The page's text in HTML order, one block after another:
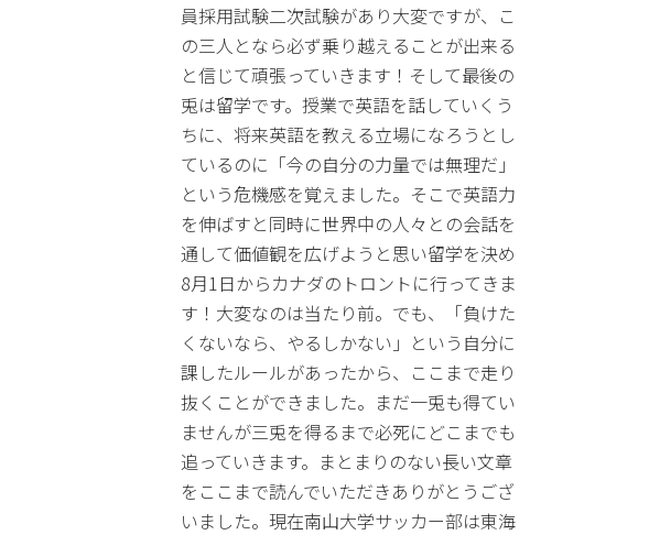
員採用試験二次試験があり大変ですが、こ
の三人となら必ず乗り越えることが出来る
と信じて頑張っていきます！そして最後の
兎は留学です。授業で英語を話していくう
ちに、将来英語を教える立場になろうとし
ているのに「今の自分の力量では無理だ」
という危機感を覚えました。そこで英語力
を伸ばすと同時に世界中の人々との会話を
通して価値観を広げようと思い留学を決め
8月1日からカナダのトロントに行ってきま
す！大変なのは当たり前。でも、「負けた
くないなら、やるしかない」という自分に
課したルールがあったから、ここまで走り
抜くことができました。まだ一兎も得てい
ませんが三兎を得るまで必死にどこまでも
追っていきます。まとまりのない長い文章
をここまで読んでいただきありがとうござ
いました。現在南山大学サッカー部は東海